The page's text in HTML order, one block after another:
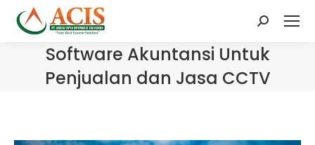
Search:
Software Akuntansi Untuk
Penjualan dan Jasa CCTV